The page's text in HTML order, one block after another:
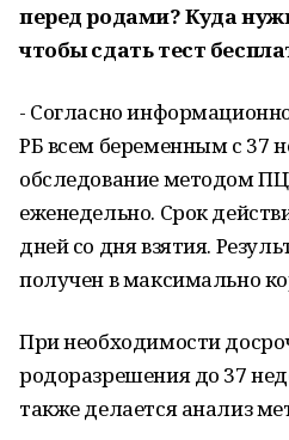
перед родами? Куда
чтобы сдать тест
- Согласно
РБ всем беременным с 37
обследование методом
еженедельно. Срок
дней со дня взятия.
получен в максимально
При необходимости
родоразрешения до 37
также делается анализ